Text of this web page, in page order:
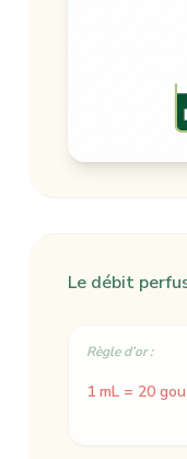
Le débit
Règle d’or :
1 mL = 20